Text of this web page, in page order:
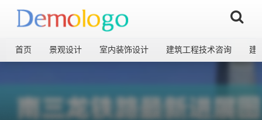
首页 景观设计 室内装饰设计 建筑工程技术咨询 建